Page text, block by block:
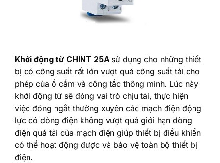
Khởi động từ CHINT 25A sử dụng cho những thiết
bị có công suất rất lớn vượt quá công suất tải cho
phép của ổ cắm và công tắc thông minh. Lúc này
khởi động từ sẽ đóng vai trò chịu tải, thực hiện
việc đóng ngắt thường xuyên các mạch điện động
lực có dòng điện không vượt quá giới hạn dòng
điện quá tải của mạch điện giúp thiết bị điều khiển
có thể hoạt động được và bảo vệ toàn bộ thiết bị
điện.